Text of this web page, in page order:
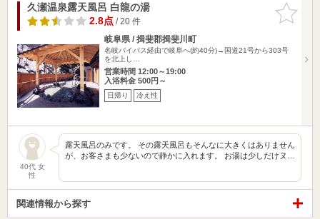
お気に入
りに追加
久瀬温泉露天風呂 白龍の湯
2.8点/ 20 件
岐阜県 / 揖斐郡揖斐川町
名岐バイパス経由で岐阜へ(約40分)→国道21号から303号
を北上し…
営業時間 12:00～19:00
入浴料金 500円～
日帰り 冷え性
40代 女
性
露天風呂のみです。 その露天風呂もそんなに大きくはありません
が、お客さまも少ないので静かに入れます。 お湯は少しだけヌ…
関連情報から探す